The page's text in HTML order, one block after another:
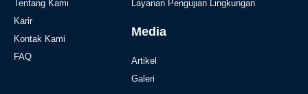
Tentang Kami
Karir
Kontak Kami
FAQ
Layanan Pengujian Lingkungan
Media
Artikel
Galeri